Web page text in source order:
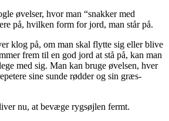
øvelser, hvor man “snakker med
på, hvilken form for jord, man står på.
klog på, om man skal flytte sig eller blive
frem til en god jord at stå på, kan man
med sig. Man kan bruge øvelsen, hver
sine sunde rødder og sin græs-
nu, at bevæge rygsøjlen fermt.